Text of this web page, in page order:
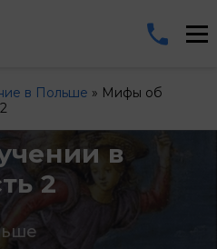
в Польше » Мифы об
в
2